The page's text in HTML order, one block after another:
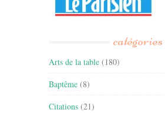
catégories
Arts de la table (180)
Baptême (8)
Citations (21)